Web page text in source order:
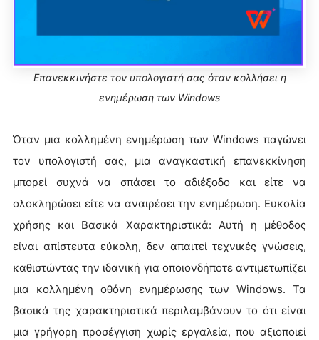
Επανεκκινήστε τον υπολογιστή σας όταν κολλήσει η
ενημέρωση των Windows
Όταν μια κολλημένη ενημέρωση των Windows παγώνει
τον υπολογιστή σας, μια αναγκαστική επανεκκίνηση
μπορεί συχνά να σπάσει το αδιέξοδο και είτε να
ολοκληρώσει είτε να αναιρέσει την ενημέρωση. Ευκολία
χρήσης και Βασικά Χαρακτηριστικά: Αυτή η μέθοδος
είναι απίστευτα εύκολη, δεν απαιτεί τεχνικές γνώσεις,
καθιστώντας την ιδανική για οποιονδήποτε αντιμετωπίζει
μια κολλημένη οθόνη ενημέρωσης των Windows. Τα
βασικά της χαρακτηριστικά περιλαμβάνουν το ότι είναι
μια γρήγορη προσέγγιση χωρίς εργαλεία, που αξιοποιεί